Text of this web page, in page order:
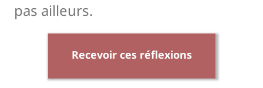
pas ailleurs.
Recevoir ces réflexions